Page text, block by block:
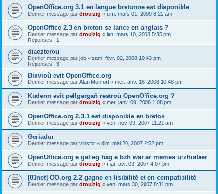
OpenOffice.org 3.1 en langue bretonne est disponible
Dernier message par drouizig « dim. mars 01, 2009 8:22 am
OpenOffice 2.3 en breton se lance en anglais ?
Dernier message par drouizig « lun. mars 10, 2008 5:35 pm
Réponses : 1
diaezterou
Dernier message par job « sam. févr. 02, 2008 10:43 pm
Réponses : 3
Binvioù evit OpenOffice.org
Dernier message par Alan Monfort « mer. janv. 16, 2008 10:48 pm
Kudenn evit pellgargañ restroù OpenOffice.org ?
Dernier message par drouizig « mer. janv. 09, 2008 1:08 pm
OpenOffice.org 2.3.1 est disponible en breton
Dernier message par drouizig « ven. nov. 09, 2007 11:21 am
Geriadur
Dernier message par vinstor « dim. mai 20, 2007 2:52 pm
OpenOffice.org e galleg hag e bzh war ar memes urzhiataer
Dernier message par drouizig « mar. avr. 03, 2007 4:07 pm
[01net] OO.org 2.2 gagne en lisibilité et en compatibilité
Dernier message par drouizig « ven. mars 30, 2007 8:31 pm